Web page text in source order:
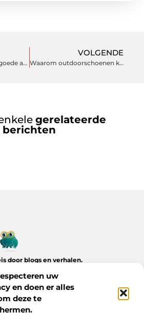
uw
en doen er alles
deze te
Kenmerken van een goede accountant
VOLGENDE
Waarom outdoorschoenen kopen?
gerelateerde
berichten
door blogs en verhalen.
leven op Bloghopper.nl.